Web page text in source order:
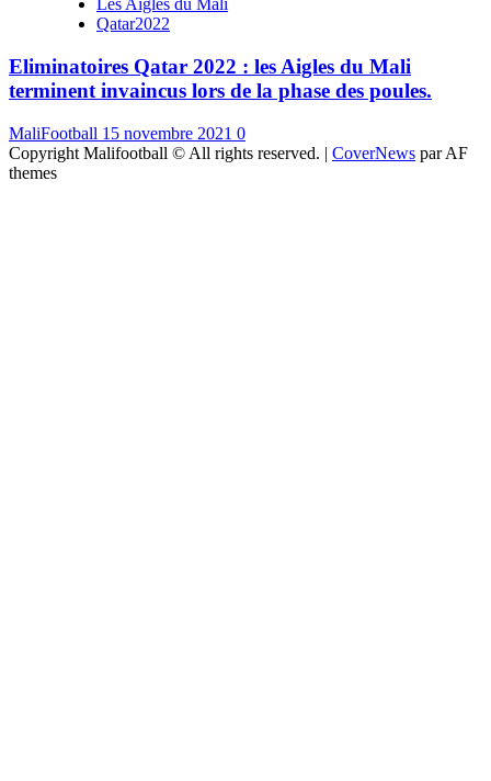
Les Aigles du Mali
Qatar2022
Eliminatoires Qatar 2022 : les Aigles du Mali
terminent invaincus lors de la phase des poules.
MaliFootball 15 novembre 2021 0
Copyright Malifootball © All rights reserved. | CoverNews par AF
themes